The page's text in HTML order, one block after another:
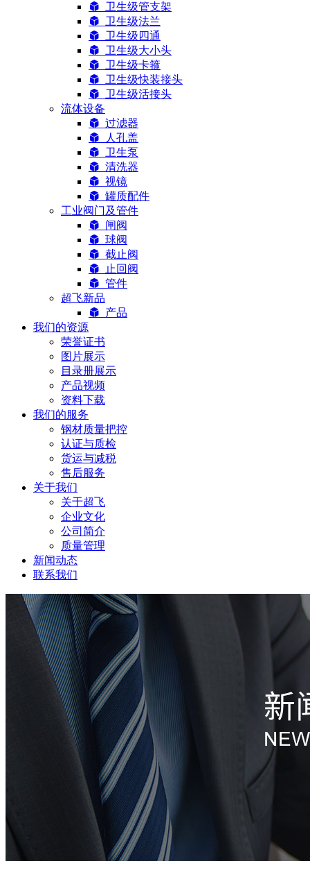
卫生级管支架
卫生级法兰
卫生级四通
卫生级大小头
卫生级卡箍
卫生级快装接头
卫生级活接头
流体设备
过滤器
人孔盖
卫生泵
清洗器
视镜
罐质配件
工业阀门及管件
闸阀
球阀
截止阀
止回阀
管件
超飞新品
产品
我们的资源
荣誉证书
图片展示
目录册展示
产品视频
资料下载
我们的服务
钢材质量把控
认证与质检
货运与减税
售后服务
关于我们
关于超飞
企业文化
公司简介
质量管理
新闻动态
联系我们